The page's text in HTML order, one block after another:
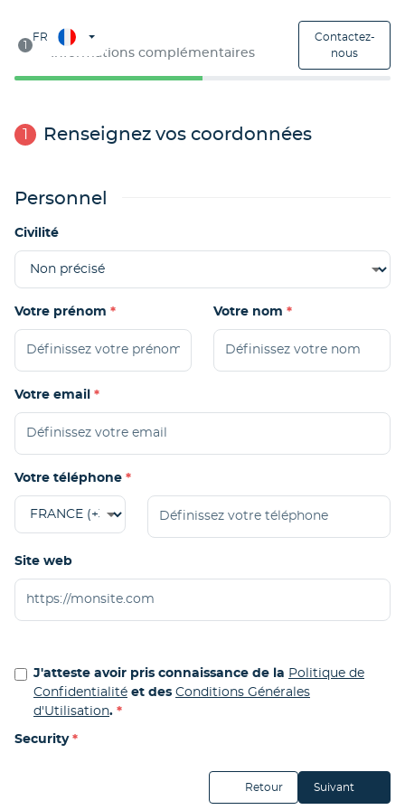
FR
1
Étape 1
Informations complémentaires
Contactez-
nous
1 Renseignez vos coordonnées
Personnel
Civilité
Votre prénom Votre nom
Votre email
Votre téléphone
Site web
J'atteste avoir pris connaissance de la Politique de
Confidentialité et des Conditions Générales
d'Utilisation.
Security
Retour Suivant